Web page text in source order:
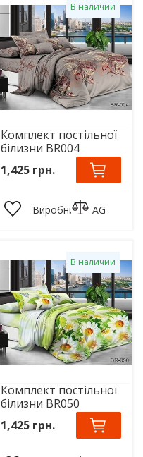
В наличии
Комплект постільної
білизни BR004
1,425 грн.
Виробник: TAG
В наличии
Комплект постільної
білизни BR050
1,425 грн.